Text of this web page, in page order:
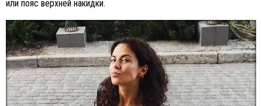
или пояс верхней накидки.